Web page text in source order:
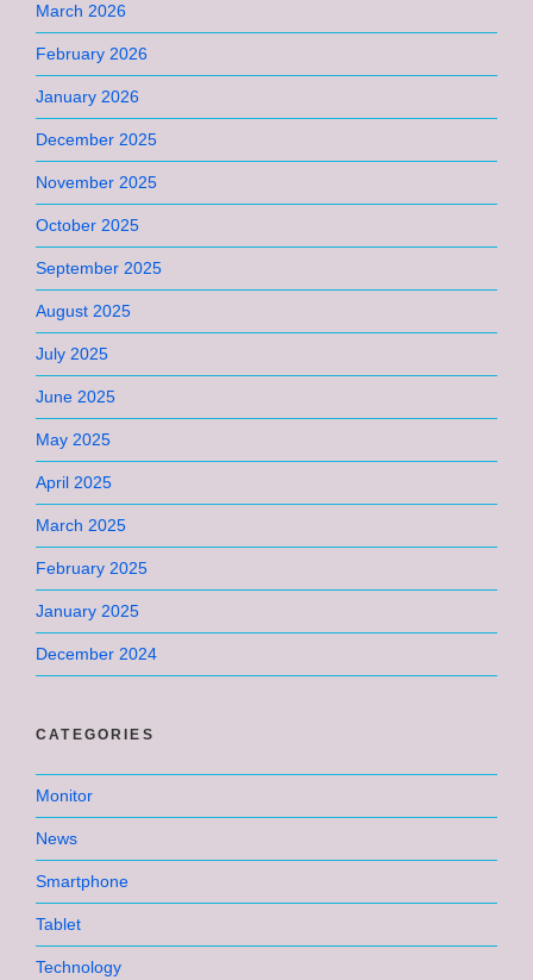
March 2026
February 2026
January 2026
December 2025
November 2025
October 2025
September 2025
August 2025
July 2025
June 2025
May 2025
April 2025
March 2025
February 2025
January 2025
December 2024
CATEGORIES
Monitor
News
Smartphone
Tablet
Technology